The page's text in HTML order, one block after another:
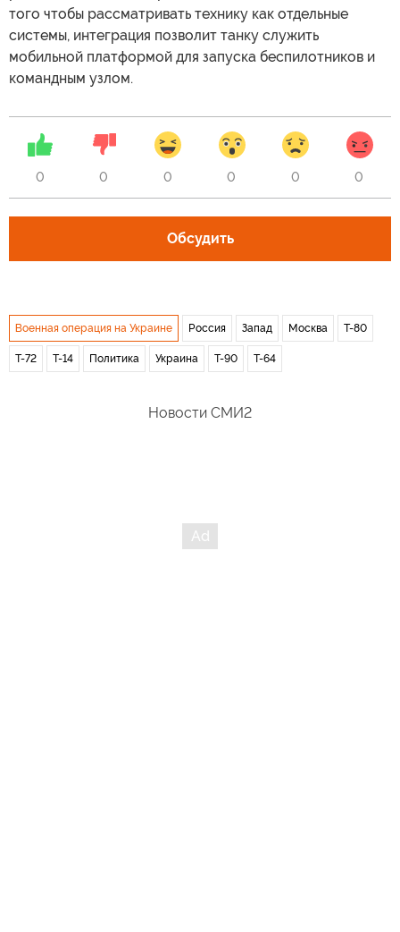
того чтобы рассматривать технику как отдельные
системы, интеграция позволит танку служить
мобильной платформой для запуска беспилотников и
командным узлом.
0 0 0 0 0 0
Обсудить
Военная операция на Украине Россия Запад Москва Т-80
Т-72 Т-14 Политика Украина Т-90 Т-64
Новости СМИ2